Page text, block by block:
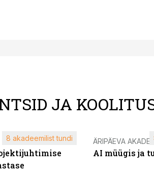
JA
8 akadeemilist tundi ÄRIPÄEVA
AI müügis ja